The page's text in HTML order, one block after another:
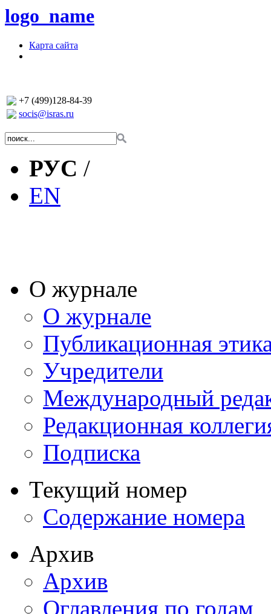
logo_name
Карта сайта
+7 (499)128-84-39
socis@isras.ru
РУС /
EN
О журнале
О журнале
Публикационная
Учредители
Международный
Редакционная
Подписка
Текущий номер
Содержание номера
Архив
Архив
Оглавления по годам